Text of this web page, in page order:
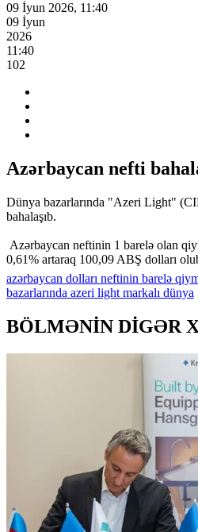
09 İyun 2026, 11:40
09 İyun
2026
11:40
102
Azərbaycan nefti
Dünya bazarlarında "Azeri Light"
bahalaşıb.
Azərbaycan neftinin 1 barelə olan
0,61% artaraq 100,09 ABŞ dolları
azərbaycan dolları neftinin barelə
bazarlarında azeri light markalı dünya
BÖLMƏNİN DİGƏR